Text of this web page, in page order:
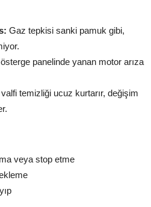
Gaz tepkisi sanki pamuk gibi,
panelinde yanan motor arıza
temizliği ucuz kurtarır, değişim
veya stop etme